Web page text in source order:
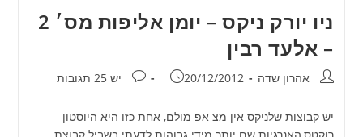
ניו יורק ניקס – יומן אליפות מס׳ 2
– אלעד רבין
מחבר:אהרון שדה פורסם:
20/12/2012 תגובות:
יש 25 תגובות
יש קבוצות שלניקס אין מצ אפ מולם, אחת כזו היא היוסטון